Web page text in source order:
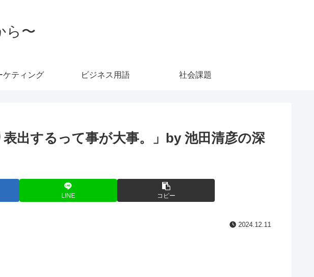
ら〜
ケティング ビジネス用語 社会課題
出するって事が大事。」by 池田清彦の深
LINE コピー
2024.12.11